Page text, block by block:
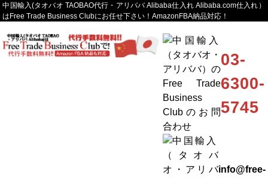
中国輸入(タオバオ TAOBAO代行・アリババ Alibaba仕入れ Alibaba.com仕入れ）
はFree Trade Business Clubにお任せ下さい！AmazonFBA納品対応！
03-
6300-
5745
info@free-